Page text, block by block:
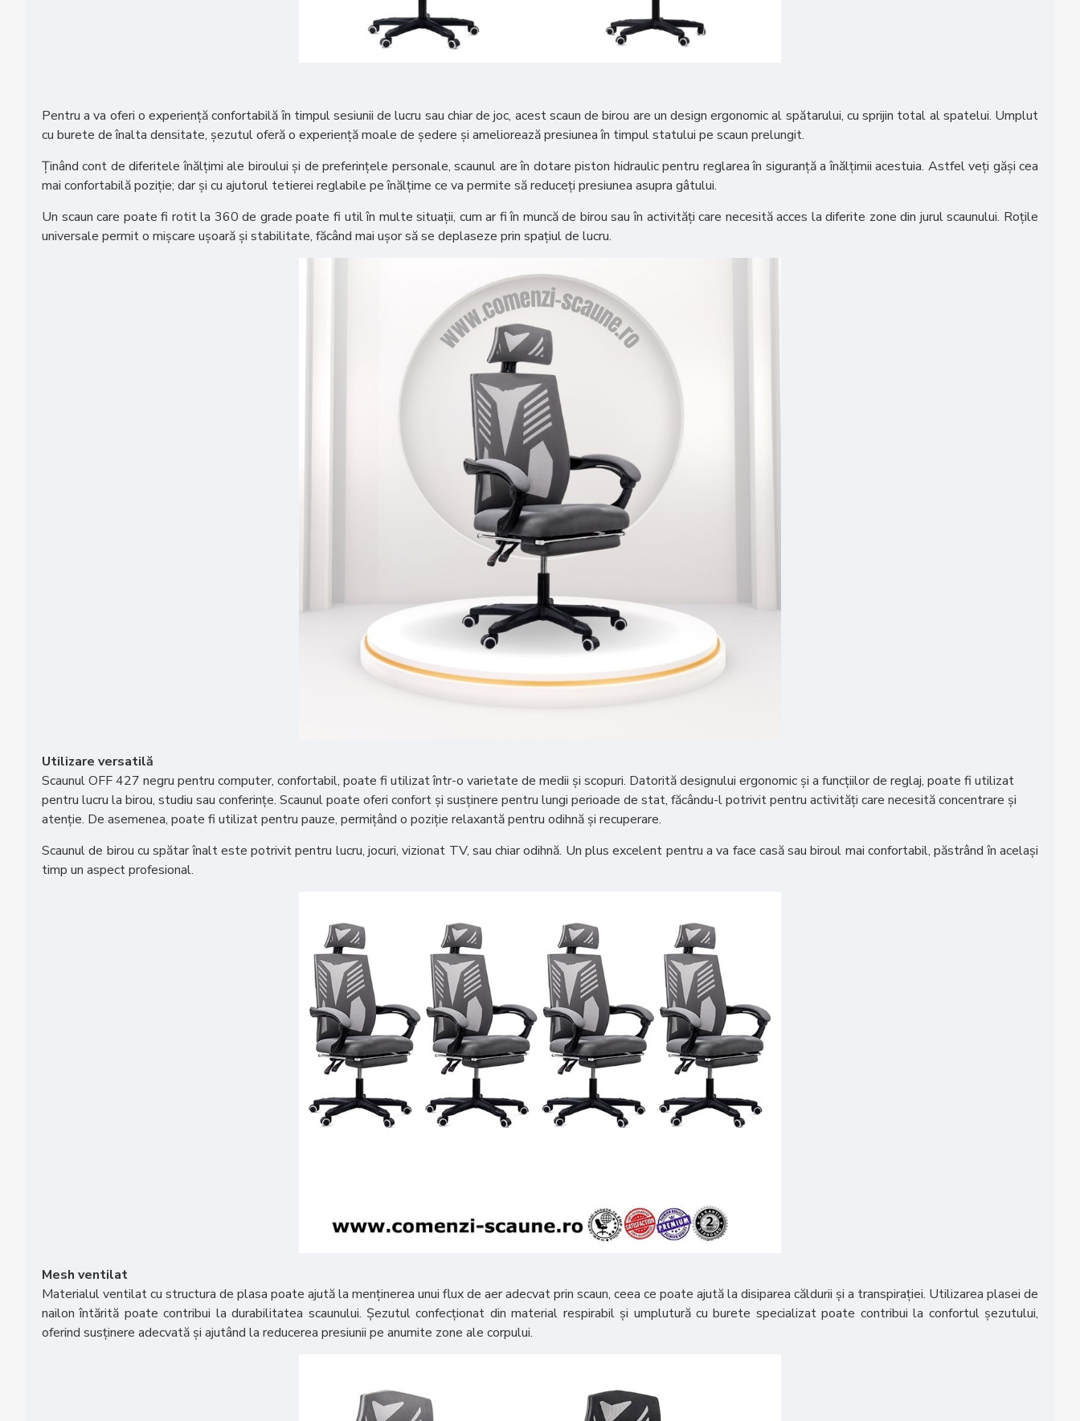
Pentru a va oferi o experiență confortabilă în timpul sesiunii de lucru sau chiar de joc, acest scaun de birou are un design ergonomic al spătarului, cu sprijin total al spatelui. Umplut
cu burete de înalta densitate, șezutul oferă o experiență moale de ședere și ameliorează presiunea în timpul statului pe scaun prelungit.
Ținând cont de diferitele înălțimi ale biroului și de preferințele personale, scaunul are în dotare piston hidraulic pentru reglarea în siguranță a înălțimii acestuia. Astfel veți găși cea
mai confortabilă poziție; dar și cu ajutorul tetierei reglabile pe înălțime ce va permite să reduceți presiunea asupra gâtului.
Un scaun care poate fi rotit la 360 de grade poate fi util în multe situații, cum ar fi în muncă de birou sau în activități care necesită acces la diferite zone din jurul scaunului. Roțile
universale permit o mișcare ușoară și stabilitate, făcând mai ușor să se deplaseze prin spațiul de lucru.
Utilizare versatilă
Scaunul OFF 427 negru pentru computer, confortabil, poate fi utilizat într-o varietate de medii și scopuri. Datorită designului ergonomic și a funcțiilor de reglaj, poate fi utilizat
pentru lucru la birou, studiu sau conferințe. Scaunul poate oferi confort și susținere pentru lungi perioade de stat, făcându-l potrivit pentru activități care necesită concentrare și
atenție. De asemenea, poate fi utilizat pentru pauze, permițând o poziție relaxantă pentru odihnă și recuperare.
Scaunul de birou cu spătar înalt este potrivit pentru lucru, jocuri, vizionat TV, sau chiar odihnă. Un plus excelent pentru a va face casă sau biroul mai confortabil, păstrând în același
timp un aspect profesional.
Mesh ventilat
Materialul ventilat cu structura de plasa poate ajută la menținerea unui flux de aer adecvat prin scaun, ceea ce poate ajută la disiparea căldurii și a transpirației. Utilizarea plasei de
nailon întărită poate contribui la durabilitatea scaunului. Șezutul confecționat din material respirabil și umplutură cu burete specializat poate contribui la confortul șezutului,
oferind susținere adecvată și ajutând la reducerea presiunii pe anumite zone ale corpului.